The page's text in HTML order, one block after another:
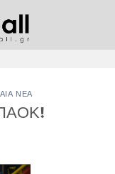
ΝΈΑ
ΠΑΟΚ!